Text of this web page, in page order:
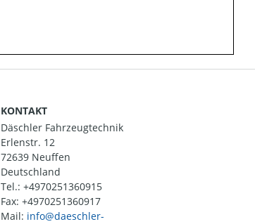
KONTAKT
Däschler Fahrzeugtechnik
Erlenstr. 12
72639 Neuffen
Deutschland
Tel.: +4970251360915
Fax: +4970251360917
Mail: